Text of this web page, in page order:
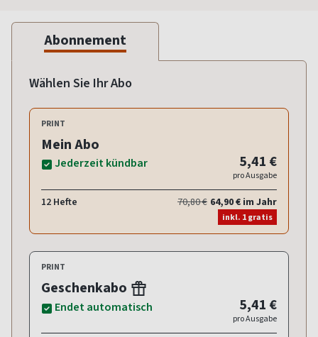
Abonnement
Wählen Sie Ihr Abo
PRINT
Mein Abo
Jederzeit kündbar 5,41 €
pro Ausgabe
12 Hefte 70,80 € 64,90 € im Jahr
inkl. 1 gratis
PRINT
Geschenkabo
Endet automatisch 5,41 €
pro Ausgabe